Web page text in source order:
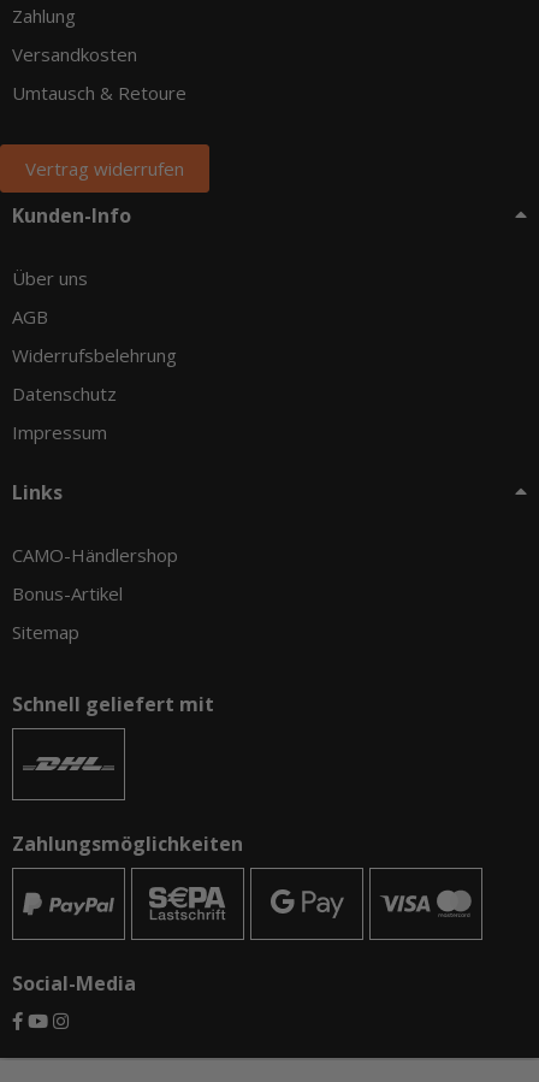
Zahlung
Versandkosten
Umtausch & Retoure
Vertrag widerrufen
Kunden-Info
Über uns
AGB
Widerrufsbelehrung
Datenschutz
Impressum
Links
CAMO-Händlershop
Bonus-Artikel
Sitemap
Schnell geliefert mit
Zahlungsmöglichkeiten
Social-Media